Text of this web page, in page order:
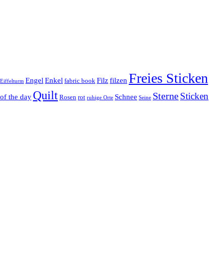
Eiffelturm Engel Enkel fabric book Filzfilzen Freies Sticken
the day Quilt Rosen rot ruhige Orte Schnee Seine SterneSticken